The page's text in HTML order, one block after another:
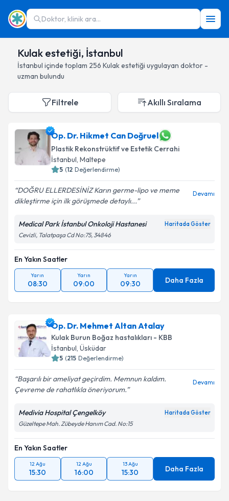
Doktor, klinik ara...
Kulak estetiği, İstanbul
İstanbul içinde toplam 256 Kulak estetiği uygulayan doktor -
uzman bulundu
Filtrele Akıllı Sıralama
Op. Dr. Hikmet Can Doğruel
Plastik Rekonstrüktif ve Estetik Cerrahi
İstanbul, Maltepe
5 (12 Değerlendirme)
DOĞRU ELLERDESİNİZ Karın germe-lipo ve meme
dikleştirme için ilk görüşmede detaylı...
Devamı
Medical Park İstanbul Onkoloji Hastanesi Haritada Göster
Cevizli, Talatpaşa Cd No:75, 34846
En Yakın Saatler
Yarın
08:30
Yarın
09:00
Yarın
09:30 Daha Fazla
Op. Dr. Mehmet Altan Atalay
Kulak Burun Boğaz hastalıkları - KBB
İstanbul, Üsküdar
5 (215 Değerlendirme)
Başarılı bir ameliyat geçirdim. Memnun kaldım.
Çevreme de rahatlıkla öneriyorum.
Devamı
Medivia Hospital Çengelköy Haritada Göster
Güzeltepe Mah. Zübeyde Hanım Cad. No:15
En Yakın Saatler
12 Ağu
15:30
12 Ağu
16:00
13 Ağu
15:30 Daha Fazla